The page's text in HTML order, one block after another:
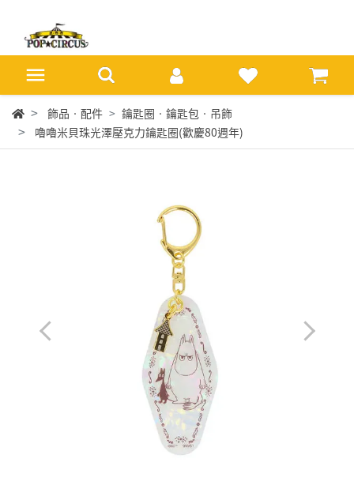
飾品‧配件
鑰匙圈‧鑰匙包‧吊飾
嚕嚕米貝珠光澤壓克力鑰匙圈(歡慶80週年)